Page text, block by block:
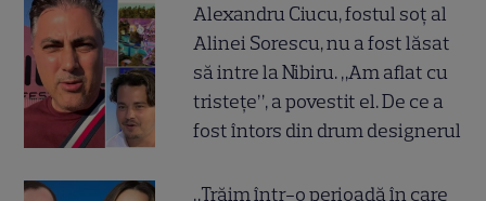
Alexandru Ciucu, fostul soț al
Alinei Sorescu, nu a fost lăsat
să intre la Nibiru. „Am aflat cu
tristețe”, a povestit el. De ce a
fost întors din drum designerul
„Trăim într-o perioadă în care